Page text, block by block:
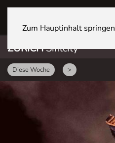
Zum Hauptinhalt springen
ZÜRICHSihlcity
Diese Woche >